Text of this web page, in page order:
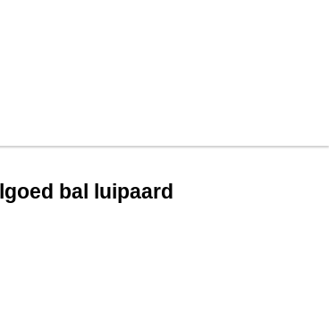
bal luipaard